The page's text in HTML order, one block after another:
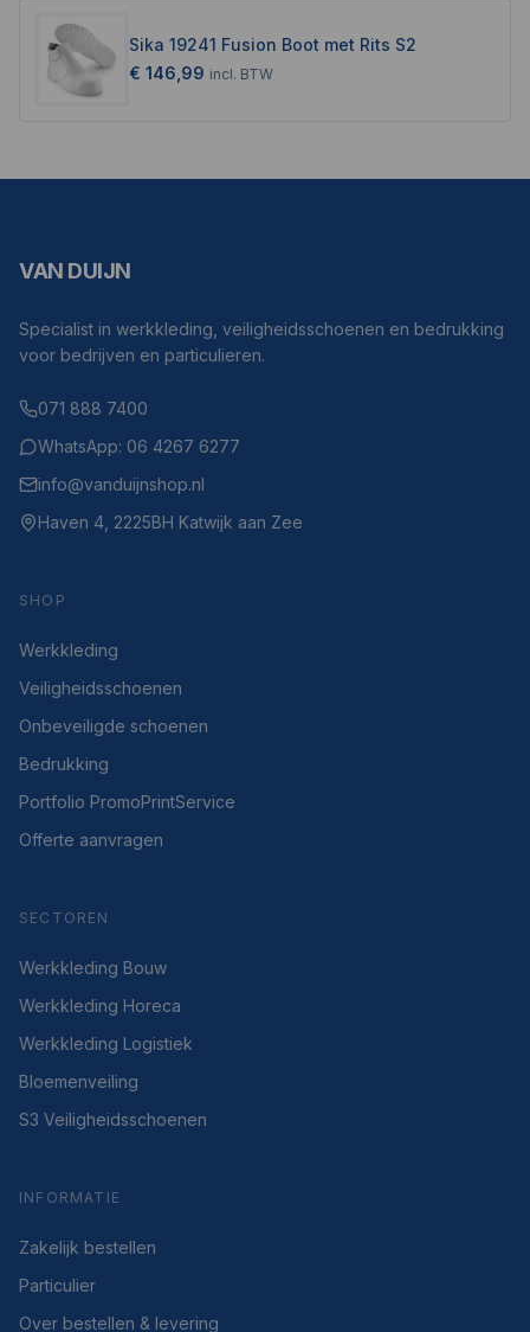
Sika 19241 Fusion Boot met Rits S2
€ 146,99 incl. BTW
VAN DUIJN
Specialist in werkkleding, veiligheidsschoenen en bedrukking
voor bedrijven en particulieren.
071 888 7400
WhatsApp: 06 4267 6277
info@vanduijnshop.nl
Haven 4, 2225BH Katwijk aan Zee
SHOP
Werkkleding
Veiligheidsschoenen
Onbeveiligde schoenen
Bedrukking
Portfolio PromoPrintService
Offerte aanvragen
SECTOREN
Werkkleding Bouw
Werkkleding Horeca
Werkkleding Logistiek
Bloemenveiling
S3 Veiligheidsschoenen
INFORMATIE
Zakelijk bestellen
Particulier
Over bestellen & levering